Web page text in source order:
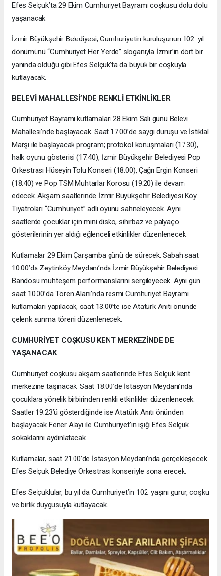
Efes Selçuk’ta 29 Ekim Cumhuriyet Bayramı coşkusu dolu dolu
yaşanacak
İzmir Büyükşehir Belediyesi, Cumhuriyetin kuruluşunun 102. yıl
dönümünü “Cumhuriyet Her Yerde” sloganıyla İzmir’in dört bir
yanında olduğu gibi Efes Selçuk’ta da büyük bir coşkuyla
kutlayacak.
BELEVİ MAHALLESİ’NDE RENKLİ ETKİNLİKLER
Cumhuriyet Bayramı kutlamaları 28 Ekim Salı günü Belevi
Mahallesi’nde başlayacak. Saat 17.00’de saygı duruşu ve İstiklal
Marşı ile başlayacak program; protokol konuşmaları (17.30),
halk oyunu gösterisi (17.40), İzmir Büyükşehir Belediyesi Pop
Orkestrası Hüseyin Tolu Konseri (18.00), Çağrı Ergin Konseri
(18.40) ve Pop TSM Muhtarlar Korosu (19.20) ile devam
edecek. Akşam saatlerinde İzmir Büyükşehir Belediyesi Köy
Tiyatroları “Cumhuriyet” adlı oyunu sahneleyecek. Aynı
saatlerde çocuklar için mini disko, sihirbaz ve palyaço
gösterilerinin yer aldığı eğlenceli etkinlikler düzenlenecek.
Kutlamalar 29 Ekim Çarşamba günü de sürecek. Sabah saat
10.00’da Zeytinköy Meydanı’nda İzmir Büyükşehir Belediyesi
Bandosu muhteşem performanslarını sergileyecek. Aynı gün
saat 10.00’da Tören Alanı’nda resmi Cumhuriyet Bayramı
kutlamaları yapılacak, saat 13.00’te ise Atatürk Anıtı önünde
çelenk sunma töreni düzenlenecek.
CUMHURİYET COŞKUSU KENT MERKEZİNDE DE
YAŞANACAK
Cumhuriyet coşkusu akşam saatlerinde Efes Selçuk kent
merkezine taşınacak. Saat 18.00’de İstasyon Meydanı’nda
çocuklara yönelik birbirinden renkli etkinlikler düzenlenecek.
Saatler 19.23’ü gösterdiğinde ise Atatürk Anıtı önünden
başlayacak Fener Alayı ile Cumhuriyet’in ışığı Efes Selçuk
sokaklarını aydınlatacak.
Kutlamalar, saat 21.00’de İstasyon Meydanı’nda gerçekleşecek
Efes Selçuk Belediye Orkestrası konseriyle sona erecek.
Efes Selçuklular, bu yıl da Cumhuriyet’in 102. yaşını gurur, coşku
ve birlik duygusuyla kutlayacak.